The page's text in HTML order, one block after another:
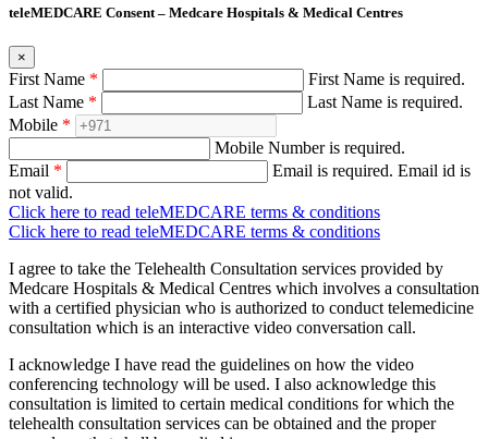
teleMEDCARE Consent – Medcare Hospitals & Medical Centres
×
First Name *
First Name is required.
Last Name *
Last Name is required.
Mobile *
Mobile Number is required.
Email * Email is required. Email id is
not valid.
Click here to read teleMEDCARE terms & conditions
Click here to read teleMEDCARE terms & conditions
I agree to take the Telehealth Consultation services provided by
Medcare Hospitals & Medical Centres which involves a consultation
with a certified physician who is authorized to conduct telemedicine
consultation which is an interactive video conversation call.
I acknowledge I have read the guidelines on how the video
conferencing technology will be used. I also acknowledge this
consultation is limited to certain medical conditions for which the
telehealth consultation services can be obtained and the proper